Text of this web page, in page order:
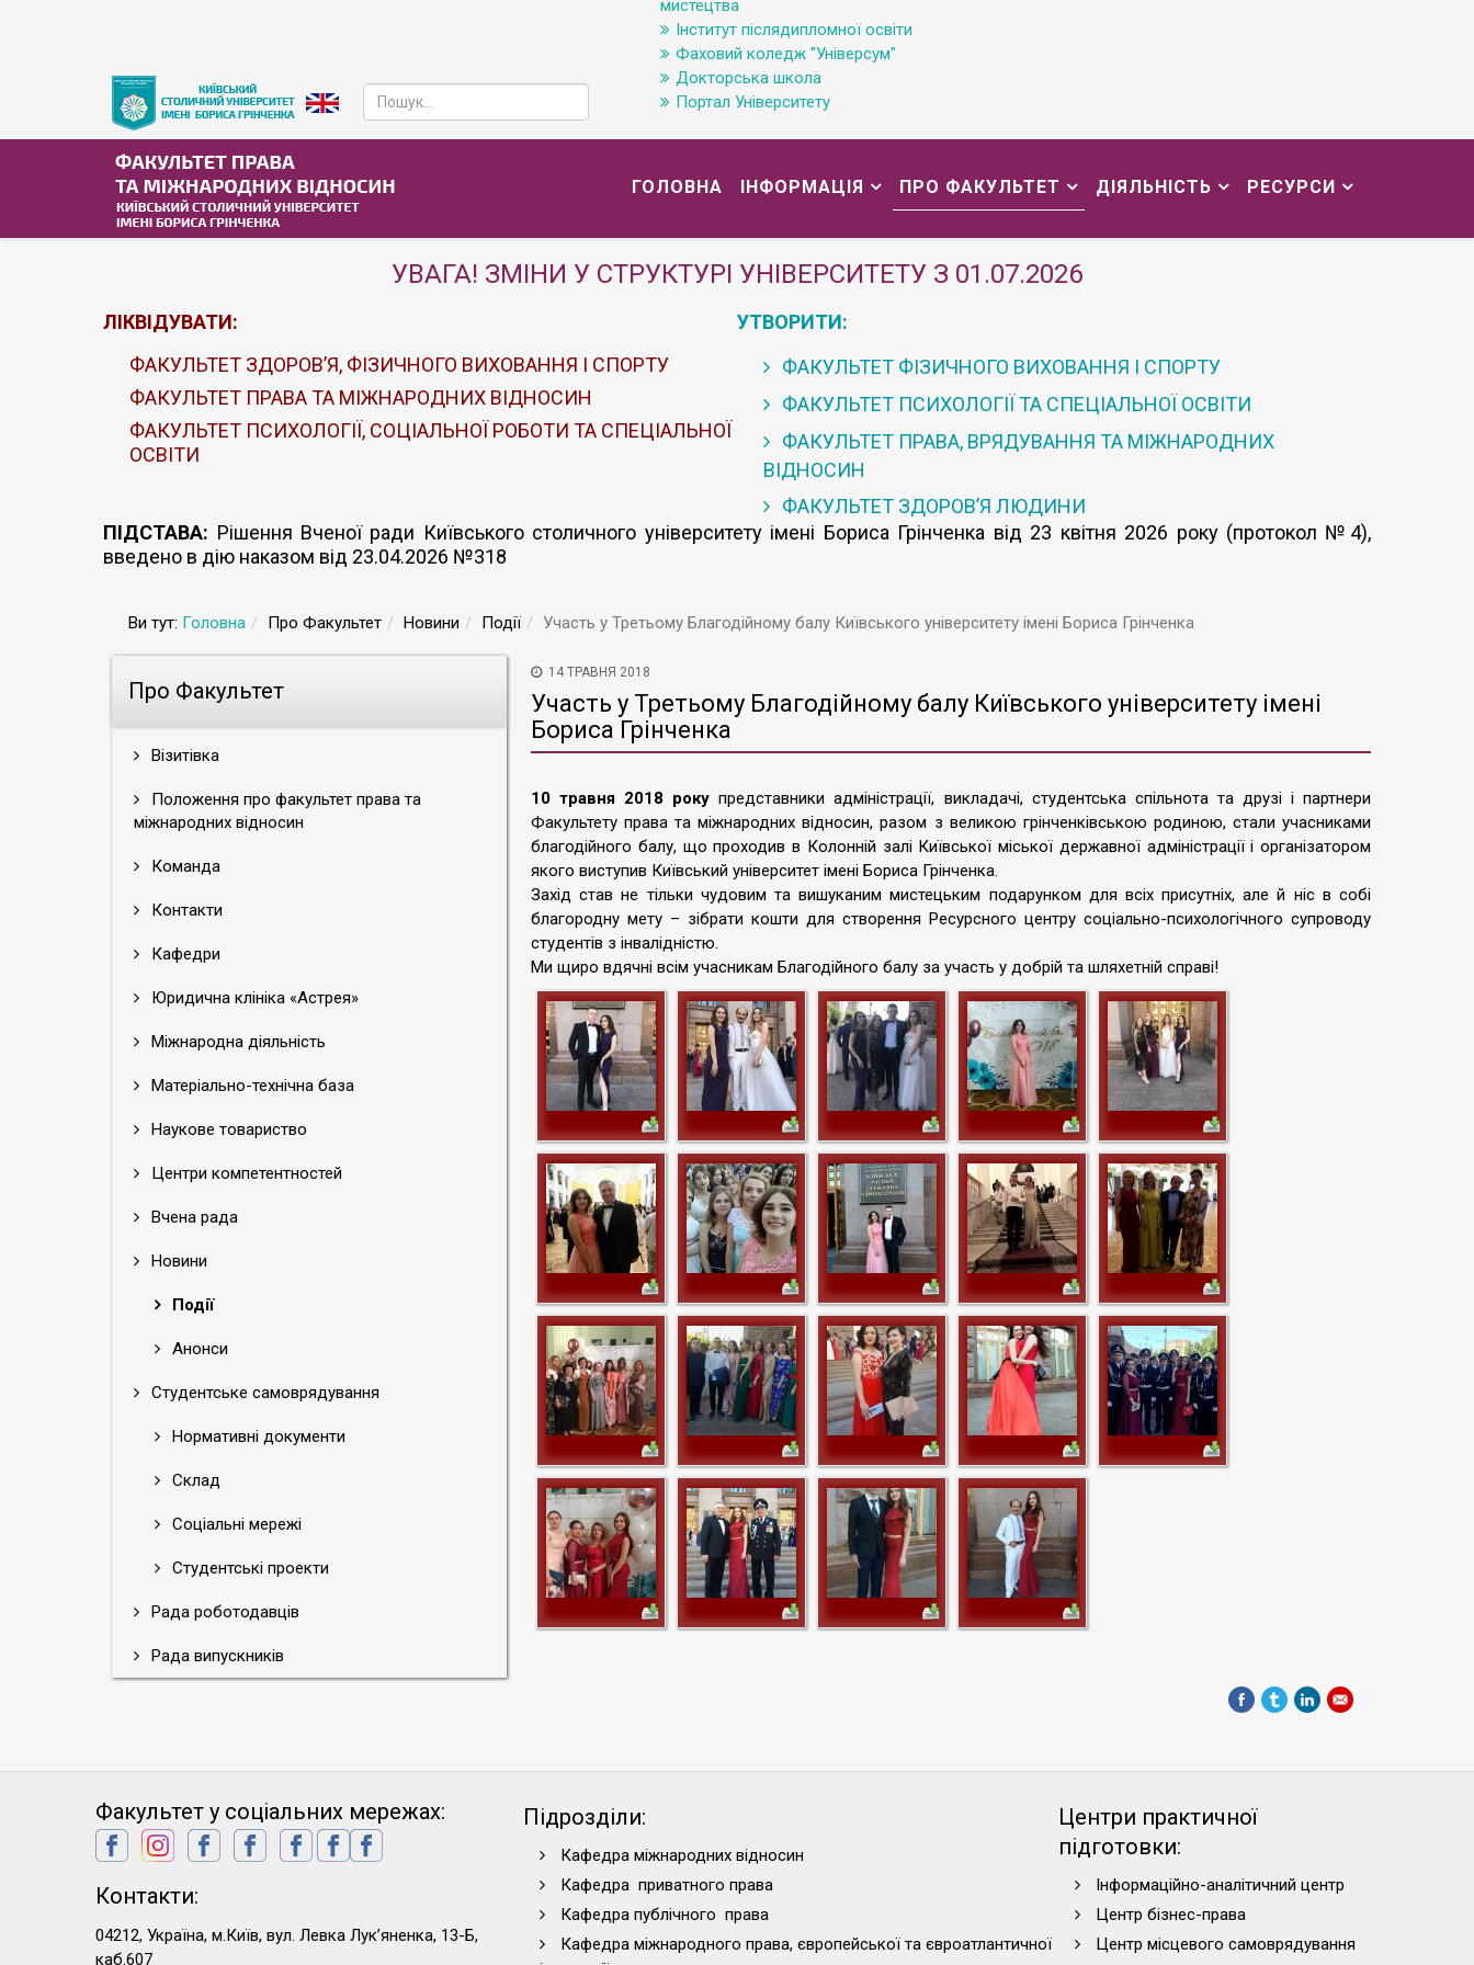
мистецтва
Інститут післядипломної освіти
Фаховий коледж "Універсум"
Докторська школа
Портал Університету
ГОЛОВНА ІНФОРМАЦІЯ ПРО ФАКУЛЬТЕТ ДІЯЛЬНІСТЬ РЕСУРСИ
УВАГА! ЗМІНИ У СТРУКТУРІ УНІВЕРСИТЕТУ З 01.07.2026
ЛІКВІДУВАТИ:
ФАКУЛЬТЕТ ЗДОРОВ’Я, ФІЗИЧНОГО ВИХОВАННЯ І СПОРТУ
ФАКУЛЬТЕТ ПРАВА ТА МІЖНАРОДНИХ ВІДНОСИН
ФАКУЛЬТЕТ ПСИХОЛОГІЇ, СОЦІАЛЬНОЇ РОБОТИ ТА СПЕЦІАЛЬНОЇ
ОСВІТИ
УТВОРИТИ:
ФАКУЛЬТЕТ ФІЗИЧНОГО ВИХОВАННЯ І СПОРТУ
ФАКУЛЬТЕТ ПСИХОЛОГІЇ ТА СПЕЦІАЛЬНОЇ ОСВІТИ
ФАКУЛЬТЕТ ПРАВА, ВРЯДУВАННЯ ТА МІЖНАРОДНИХ
ВІДНОСИН
ФАКУЛЬТЕТ ЗДОРОВ’Я ЛЮДИНИ
ПІДСТАВА: Рішення Вченої ради Київського столичного університету імені Бориса Грінченка від 23 квітня 2026 року (протокол №4),
введено в дію наказом від 23.04.2026 №318
Ви тут: Головна Про Факультет Новини Події Участь у Третьому Благодійному балу Київського університету імені Бориса Грінченка
Про Факультет
Візитівка
Положення про факультет права та
міжнародних відносин
Команда
Контакти
Кафедри
Юридична клініка «Астрея»
Міжнародна діяльність
Матеріально-технічна база
Наукове товариство
Центри компетентностей
Вчена рада
Новини
Події
Анонси
Студентське самоврядування
Нормативні документи
Склад
Соціальні мережі
Студентські проекти
Рада роботодавців
Рада випускників
14 ТРАВНЯ 2018
Участь у Третьому Благодійному балу Київського університету імені
Бориса Грінченка
10 травня 2018 року представники адміністрації, викладачі, студентська спільнота та друзі і партнери
Факультету права та міжнародних відносин, разом з великою грінченківською родиною, стали учасниками
благодійного балу, що проходив в Колонній залі Київської міської державної адміністрації і організатором
якого виступив Київський університет імені Бориса Грінченка.
Захід став не тільки чудовим та вишуканим мистецьким подарунком для всіх присутніх, але й ніс в собі
благородну мету – зібрати кошти для створення Ресурсного центру соціально-психологічного супроводу
студентів з інвалідністю.
Ми щиро вдячні всім учасникам Благодійного балу за участь у добрій та шляхетній справі!
Факультет у соціальних мережах:
Контакти:
04212, Україна, м.Київ, вул. Левка Лук’яненка, 13-Б,
каб.607
Підрозділи:
Кафедра міжнародних відносин
Кафедра приватного права
Кафедра публічного права
Кафедра міжнародного права, європейської та євроатлантичної
Центри практичної
підготовки:
Інформаційно-аналітичний центр
Центр бізнес-права
Центр місцевого самоврядування